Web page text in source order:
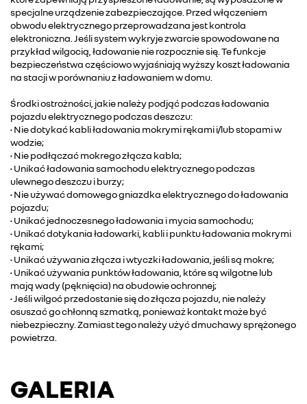
specjalne urządzenie zabezpieczające. Przed włączeniem
obwodu elektrycznego przeprowadzana jest kontrola
elektroniczna. Jeśli system wykryje zwarcie spowodowane na
przykład wilgocią, ładowanie nie rozpocznie się. Te funkcje
bezpieczeństwa częściowo wyjaśniają wyższy koszt ładowania
na stacji w porównaniu z ładowaniem w domu.
Środki ostrożności, jakie należy podjąć podczas ładowania
pojazdu elektrycznego podczas deszczu:
• Nie dotykać kabli ładowania mokrymi rękami i/lub stopami w
wodzie;
• Nie podłączać mokrego złącza kabla;
• Unikać ładowania samochodu elektrycznego podczas
ulewnego deszczu i burzy;
• Nie używać domowego gniazdka elektrycznego do ładowania
pojazdu;
• Unikać jednoczesnego ładowania i mycia samochodu;
• Unikać dotykania ładowarki, kabli i punktu ładowania mokrymi
rękami;
• Unikać używania złącza i wtyczki ładowania, jeśli są mokre;
• Unikać używania punktów ładowania, które są wilgotne lub
mają wady (pęknięcia) na obudowie ochronnej;
• Jeśli wilgoć przedostanie się do złącza pojazdu, nie należy
osuszać go chłonną szmatką, ponieważ kontakt może być
niebezpieczny. Zamiast tego należy użyć dmuchawy sprężonego
powietrza.
GALERIA